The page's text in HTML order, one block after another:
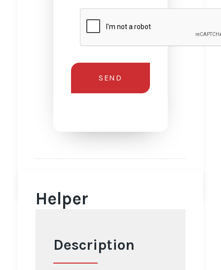
Helper
Description